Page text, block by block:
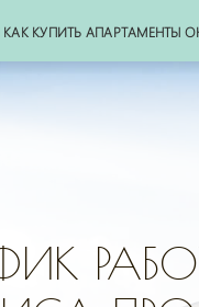
КУПИТЬ АПАРТАМЕНТЫ
+7 (495)